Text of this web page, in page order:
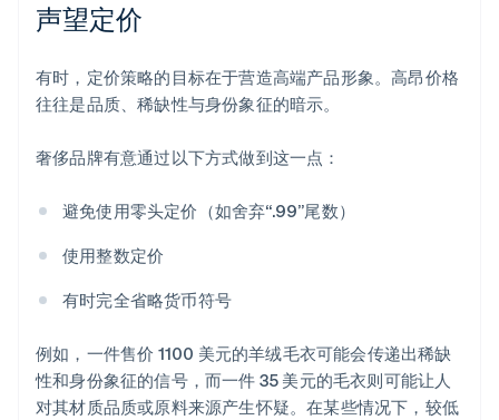
声望定价
有时，定价策略的目标在于营造高端产品形象。高昂价格
往往是品质、稀缺性与身份象征的暗示。
奢侈品牌有意通过以下方式做到这一点：
避免使用零头定价（如舍弃“.99”尾数）
使用整数定价
有时完全省略货币符号
例如，一件售价 1100 美元的羊绒毛衣可能会传递出稀缺
性和身份象征的信号，而一件 35 美元的毛衣则可能让人
对其材质品质或原料来源产生怀疑。在某些情况下，较低